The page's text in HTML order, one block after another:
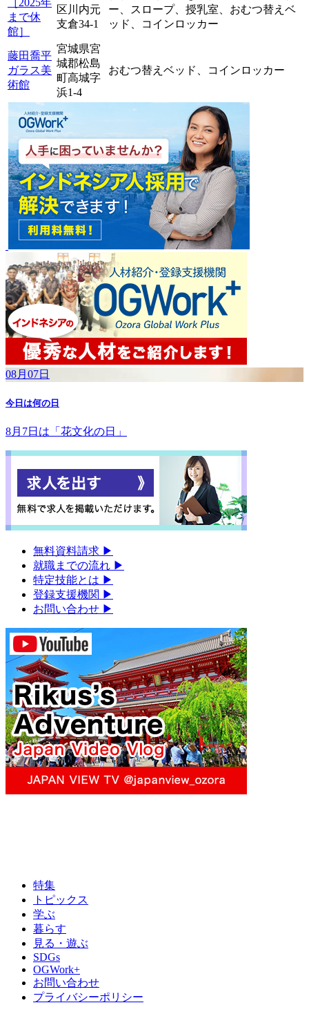
まで休
館］
区川内元
支倉34-1
ー、
スロープ、 授乳室、 おむつ替えベ
ッド、
コインロッカー
藤田喬平
ガラス美
術館
宮城県宮
城郡松島
町高城字
浜1-4
おむつ替えベッド、 コインロッカー
08月07日
今日は何の日
8月7日は「花文化の日」
無料資料請求 ▶︎
就職までの流れ ▶︎
特定技能とは ▶︎
登録支援機関 ▶︎
お問い合わせ ▶︎
特集
トピックス
学ぶ
暮らす
見る・遊ぶ
SDGs
OGWork+
お問い合わせ
プライバシーポリシー